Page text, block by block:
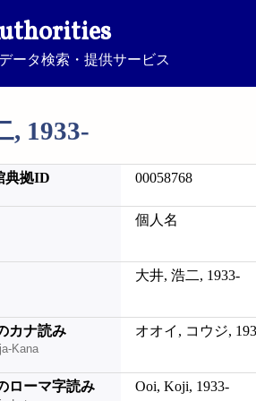
ータ検索・提供サービス
, 1933-
典拠ID 00058768
個人名
大井, 浩二, 1933-
カナ読み
Kana
オオイ, コウジ,
ローマ字読み Ooi, Koji, 1933-